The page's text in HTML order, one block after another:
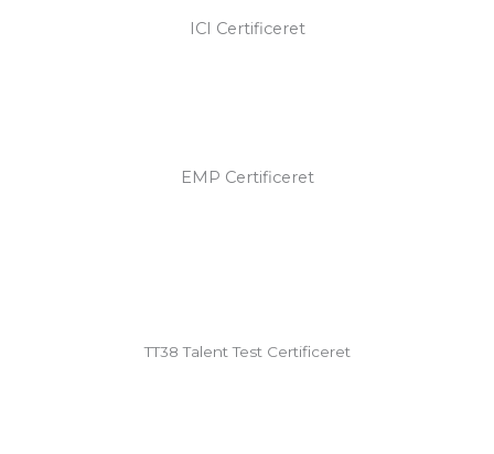
ICI Certificeret
EMP Certificeret
TT38 Talent Test Certificeret